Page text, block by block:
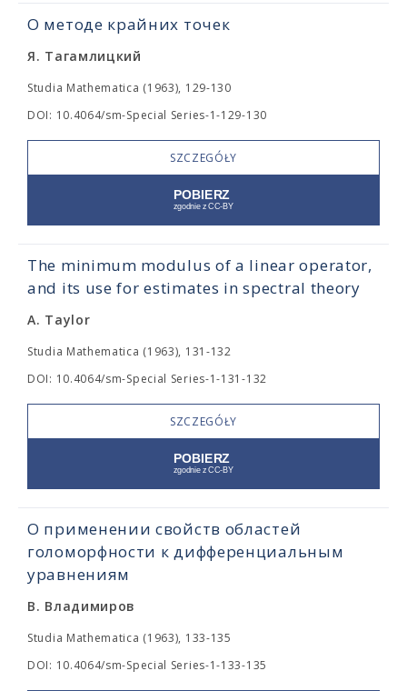
О методе крайних точек
Я. Тагамлицкий
Studia Mathematica (1963), 129-130
DOI: 10.4064/sm-Special Series-1-129-130
SZCZEGÓŁY
The minimum modulus of a linear operator,
and its use for estimates in spectral theory
A. Taylor
Studia Mathematica (1963), 131-132
DOI: 10.4064/sm-Special Series-1-131-132
SZCZEGÓŁY
О применении свойств областей
голоморфности к дифференциальным
уравнениям
В. Владимиров
Studia Mathematica (1963), 133-135
DOI: 10.4064/sm-Special Series-1-133-135